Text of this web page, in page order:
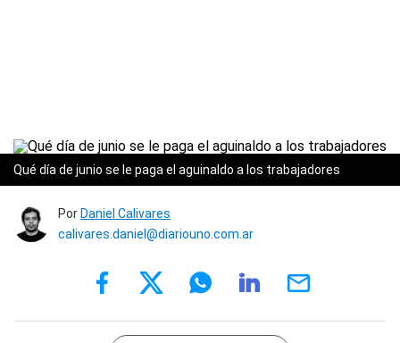
Qué día de junio se le paga el aguinaldo a los trabajadores
Por Daniel Calivares
calivares.daniel@diariouno.com.ar